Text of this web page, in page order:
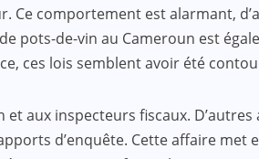
comportement est alarmant,
de-vin au Cameroun est
ces lois semblent avoir été
aux inspecteurs fiscaux.
d’enquête. Cette affaire